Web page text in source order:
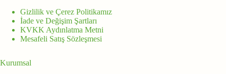
Gizlilik ve Çerez Politikamız
İade ve Değişim Şartları
KVKK Aydınlatma Metni
Mesafeli Satış Sözleşmesi
Kurumsal